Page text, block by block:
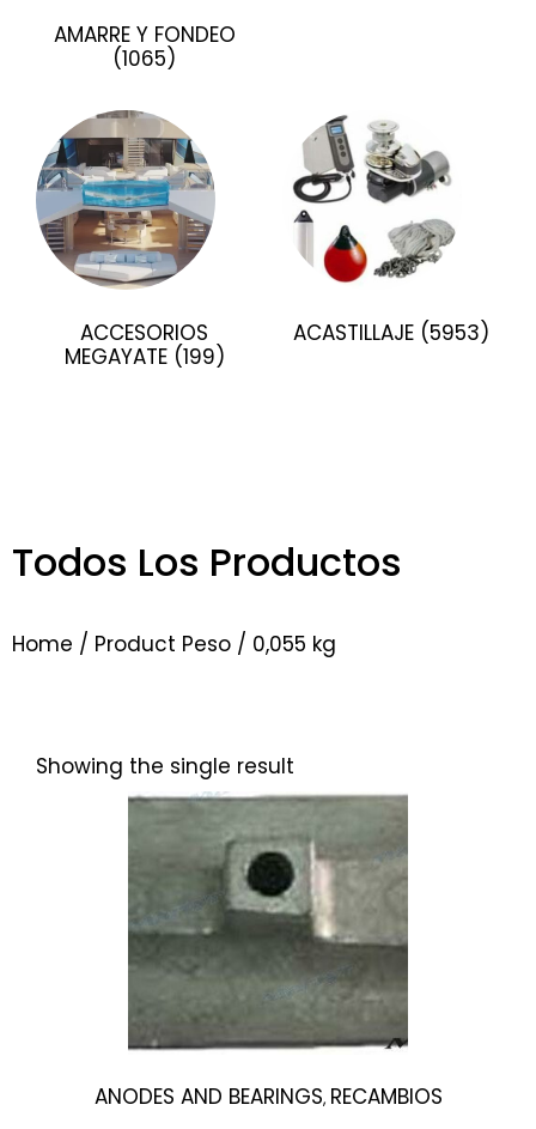
AMARRE Y FONDEO
(1065)
ACCESORIOS
MEGAYATE (199)
ACASTILLAJE (5953)
Todos Los Productos
Home / Product Peso / 0,055 kg
Showing the single result
ANODES AND BEARINGS, RECAMBIOS